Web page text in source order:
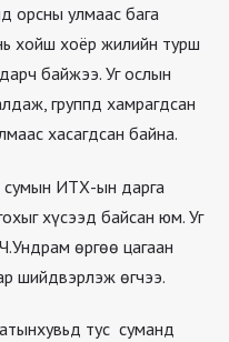
орсны улмаас бага
хойш хоёр жилийн турш
байжээ. Уг ослын
группд хамрагдсан
хасагдсан байна.
сумын ИТХ-ын дарга
хүсээд байсан юм. Уг
өргөө цагаан
шийдвэрлэж өгчээ.
тус суманд